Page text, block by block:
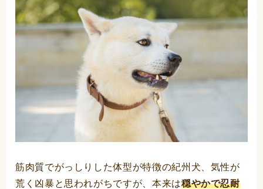
筋肉質でがっしりした体型が特徴の紀州犬、気性が
荒く凶暴と思われがちですが、本来は穏やかで忍耐